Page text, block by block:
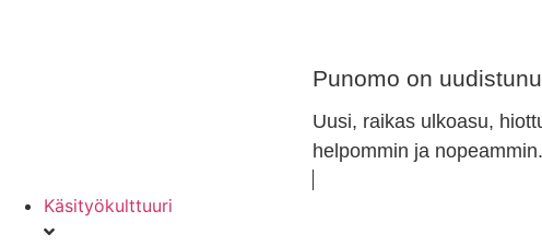
Punomo on
Uusi, raikas ulkoasu,
helpommin ja
Käsityökulttuuri